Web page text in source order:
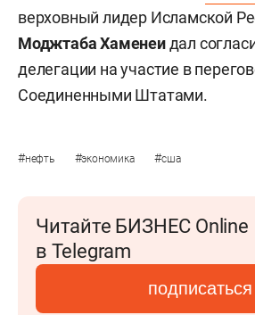
верховный лидер Исламской
Моджтаба Хаменеидал
делегации на участие в
Соединенными Штатами.
#нефть #экономика #сша
Читайте БИЗНЕС Online
в Telegram
подписаться